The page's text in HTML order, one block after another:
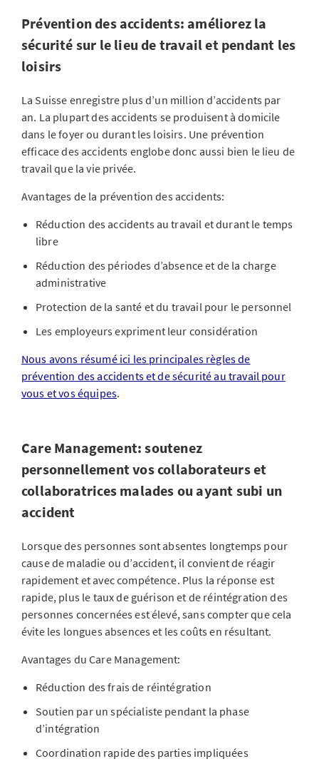
Prévention des accidents: améliorez la
sécurité sur le lieu de travail et pendant les
loisirs
La Suisse enregistre plus d’un million d’accidents par
an. La plupart des accidents se produisent à domicile
dans le foyer ou durant les loisirs. Une prévention
efficace des accidents englobe donc aussi bien le lieu de
travail que la vie privée.
Avantages de la prévention des accidents:
Réduction des accidents au travail et durant le temps
libre
Réduction des périodes d’absence et de la charge
administrative
Protection de la santé et du travail pour le personnel
Les employeurs expriment leur considération
Nous avons résumé ici les principales règles de
prévention des accidents et de sécurité au travail pour
vous et vos équipes.
Care Management: soutenez
personnellement vos collaborateurs et
collaboratrices malades ou ayant subi un
accident
Lorsque des personnes sont absentes longtemps pour
cause de maladie ou d’accident, il convient de réagir
rapidement et avec compétence. Plus la réponse est
rapide, plus le taux de guérison et de réintégration des
personnes concernées est élevé, sans compter que cela
évite les longues absences et les coûts en résultant.
Avantages du Care Management:
Réduction des frais de réintégration
Soutien par un spécialiste pendant la phase
d’intégration
Coordination rapide des parties impliquées